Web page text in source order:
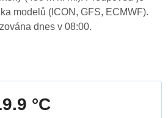
modelů (ICON, GFS, ECMWF).
dnes v 08:00.
°C